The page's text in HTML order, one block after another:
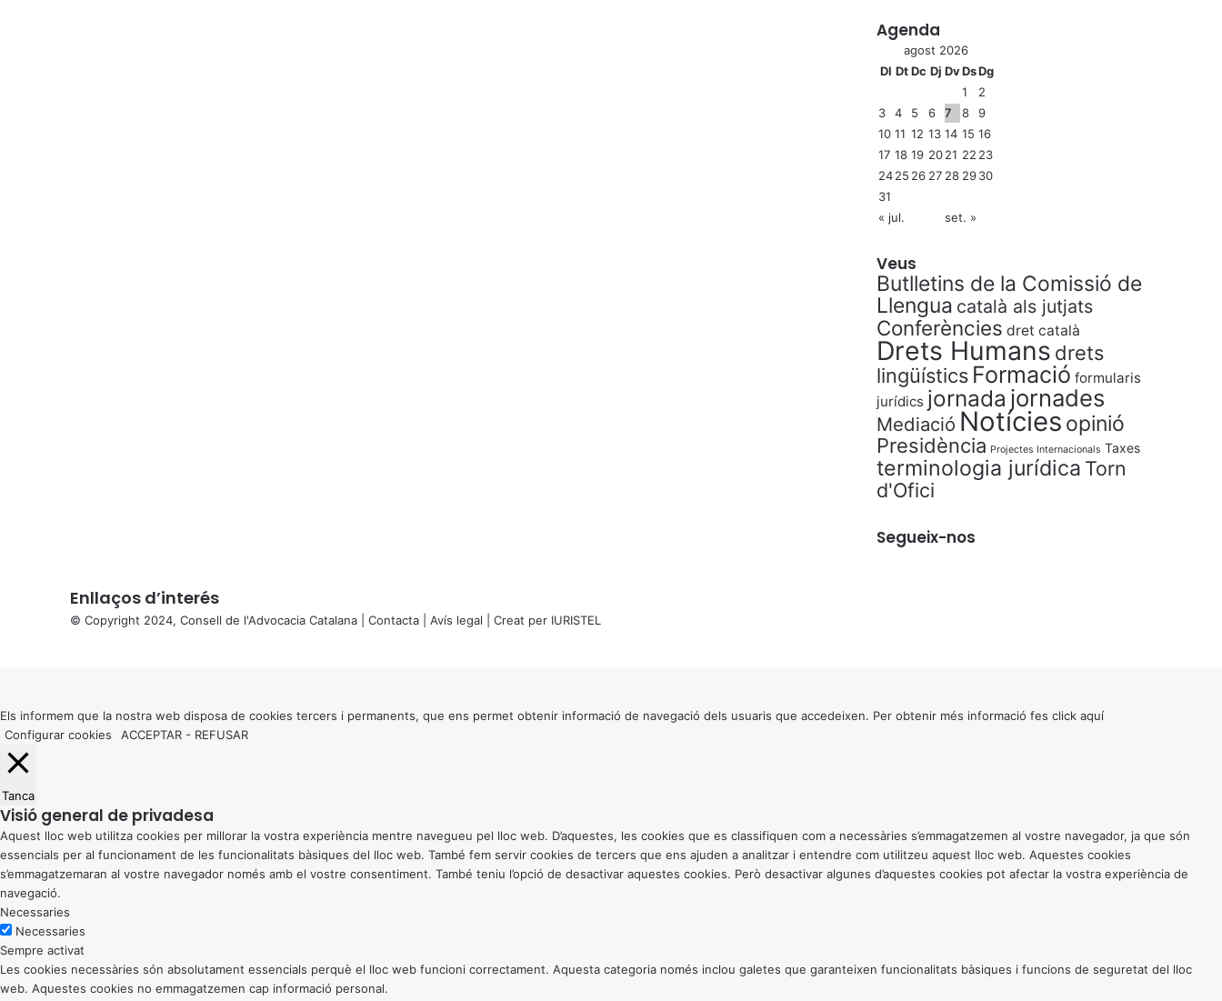
Agenda
agost 2026
Dl Dt Dc Dj DvDsDg
1
2
3
4 5 6 7 8
9
10 11 12 13 14 15 16
17 18 19 2021 22 23
2425 26 27 28 2930
31
« jul.
set. »
Veus
Butlletins de la Comissió de
Llengua català als jutjats
Conferències dret català
Drets Humans drets
lingüístics Formació formularis
jurídics jornada jornades
Mediació Notícies opinió
Presidència Projectes Internacionals Taxes
terminologia jurídica Torn
d'Ofici
Segueix-nos
Enllaços d’interés
© Copyright 2024, Consell de l'Advocacia Catalana | Contacta Avís legal | Creat per IURISTEL
button
Els informem que la nostra web disposa de cookies tercers i permanents, que ens permet obtenir informació de navegació dels usuaris que accedeixen. Per obtenir més informació fes click aquí
Configurar cookies
ACCEPTAR - REFUSAR
Tanca
Visió general de privadesa
Aquest lloc web utilitza cookies per millorar la vostra experiència mentre navegueu pel lloc web. D’aquestes, les cookies que es classifiquen com a necessàries s’emmagatzemen al vostre navegador, ja que són
essencials per al funcionament de les funcionalitats bàsiques del lloc web. També fem servir cookies de tercers que ens ajuden a analitzar i entendre com utilitzeu aquest lloc web. Aquestes cookies
s’emmagatzemaran al vostre navegador només amb el vostre consentiment. També teniu l’opció de desactivar aquestes cookies. Però desactivar algunes d’aquestes cookies pot afectar la vostra experiència de
navegació.
Necessaries
Necessaries
Sempre activat
Les cookies necessàries són absolutament essencials perquè el lloc web funcioni correctament. Aquesta categoria només inclou galetes que garanteixen funcionalitats bàsiques i funcions de seguretat del lloc
web. Aquestes cookies no emmagatzemen cap informació personal.